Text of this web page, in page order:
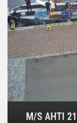
M/S AHTI